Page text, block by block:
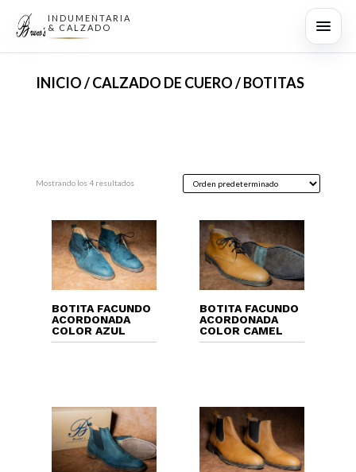
INDUMENTARIA
& CALZADO
INICIO/CALZADO DE CUERO/ BOTITAS
Mostrando los 4 resultados
BOTITA FACUNDO
ACORDONADA
COLOR AZUL
BOTITA FACUNDO
ACORDONADA
COLOR CAMEL